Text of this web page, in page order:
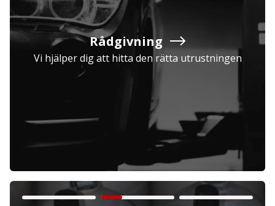
Rådgivning
Vi hjälper dig att hitta den rätta utrustningen